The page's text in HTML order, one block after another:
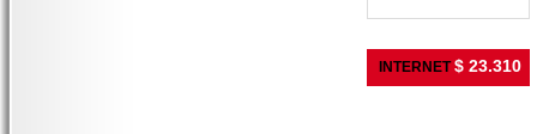
INTERNET $ 23.310